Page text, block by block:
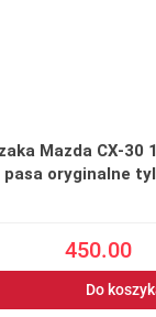
Mazda CX-30
oryginalne
450.00
Do